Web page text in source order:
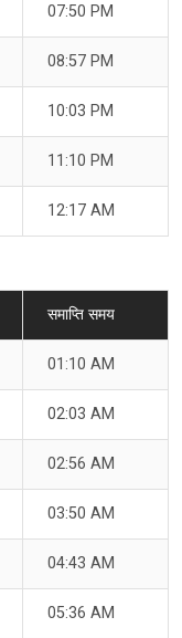
07:50 PM
08:57 PM
10:03 PM
11:10 PM
12:17 AM
समाप्ति समय
01:10 AM
02:03 AM
02:56 AM
03:50 AM
04:43 AM
05:36 AM